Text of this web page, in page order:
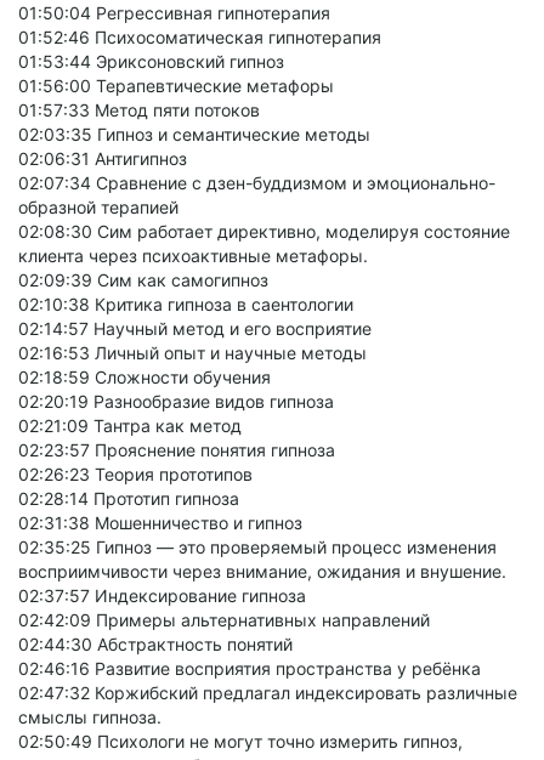
01:50:04 Регрессивная гипнотерапия
01:52:46 Психосоматическая гипнотерапия
01:53:44 Эриксоновский гипноз
01:56:00 Терапевтические метафоры
01:57:33 Метод пяти потоков
02:03:35 Гипноз и семантические методы
02:06:31 Антигипноз
02:07:34 Сравнение с дзен-буддизмом и эмоционально-
образной терапией
02:08:30 Сим работает директивно, моделируя состояние
клиента через психоактивные метафоры.
02:09:39 Сим как самогипноз
02:10:38 Критика гипноза в саентологии
02:14:57 Научный метод и его восприятие
02:16:53 Личный опыт и научные методы
02:18:59 Сложности обучения
02:20:19 Разнообразие видов гипноза
02:21:09 Тантра как метод
02:23:57 Прояснение понятия гипноза
02:26:23 Теория прототипов
02:28:14 Прототип гипноза
02:31:38 Мошенничество и гипноз
02:35:25 Гипноз — это проверяемый процесс изменения
восприимчивости через внимание, ожидания и внушение.
02:37:57 Индексирование гипноза
02:42:09 Примеры альтернативных направлений
02:44:30 Абстрактность понятий
02:46:16 Развитие восприятия пространства у ребёнка
02:47:32 Коржибский предлагал индексировать различные
смыслы гипноза.
02:50:49 Психологи не могут точно измерить гипноз,